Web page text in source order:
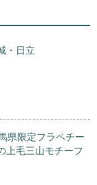
・日立
県限定フラペチー
上毛三山モチーフ